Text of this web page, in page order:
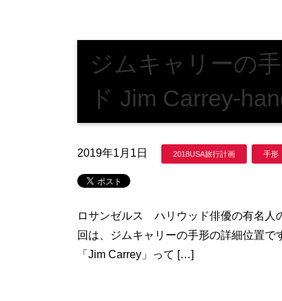
ジムキャリーの
ド Jim Carrey-
2019年1月1日 2018USA旅行計画 手形
ロサンゼルス ハリウッド俳優の有名
回は、ジムキャリーの手形の詳細位置
「Jim Carrey」って […]